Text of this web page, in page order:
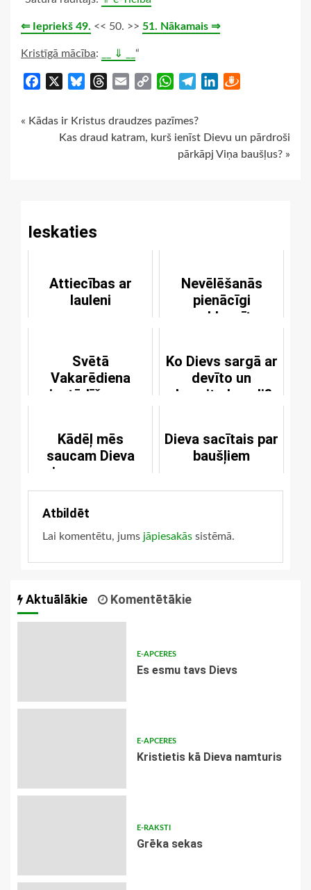
⇐ Iepriekš 49. << 50. >> 51. Nākamais ⇒
Kristīgā mācība: __ ⇓ __ “
Facebook BlueskyThreads
Email
Copy
WhatsApp
TelegramLinkedIn
Continue
« Kādas ir Kristus draudzes pazīmes?
Kas draud katram, kurš ienīst Dievu un pārdroši
pārkāpj Viņa baušļus? »
Ieskaties
Attiecības ar
lauleni
Nevēlēšanās
pienācīgi
paklausīt
Svētā
Vakarēdiena
iestādīšanas
Ko Dievs sargā ar
devīto un
desmito bausli?
Kādēļ mēs
saucam Dieva
pirmo personu
par Tēvu?
Dieva sacītais par
baušļiem
Atbildēt
Lai komentētu, jums jāpiesakās sistēmā.
Aktuālākie Komentētākie
E-APCERES
Es esmu tavs Dievs
E-APCERES
Kristietis kā Dieva namturis
E-RAKSTI
Grēka sekas